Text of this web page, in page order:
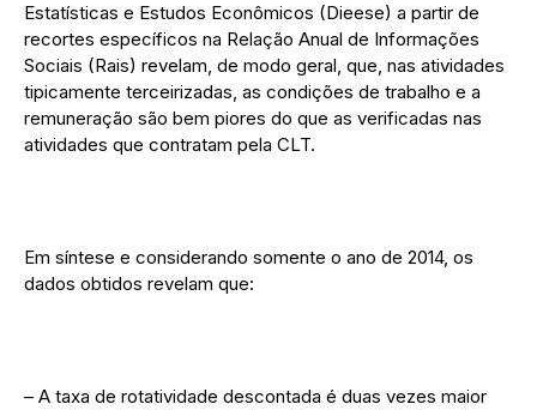
Estatísticas e Estudos Econômicos (Dieese) a partir de
recortes específicos na Relação Anual de Informações
Sociais (Rais) revelam, de modo geral, que, nas atividades
tipicamente terceirizadas, as condições de trabalho e a
remuneração são bem piores do que as verificadas nas
atividades que contratam pela CLT.
Em síntese e considerando somente o ano de 2014, os
dados obtidos revelam que:
– A taxa de rotatividade descontada é duas vezes maior